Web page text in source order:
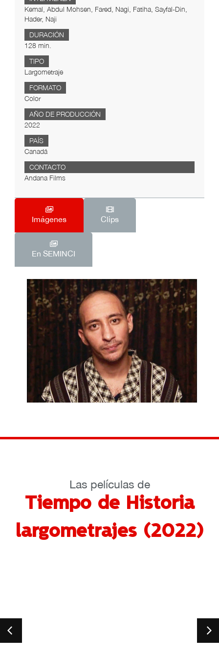
Kemal, Abdul Mohsen, Fared, Nagi, Fatiha, Sayfal-Din,
Hader, Naji
DURACIÓN
128 min.
TIPO
Largometraje
FORMATO
Color
AÑO DE PRODUCCIÓN
2022
PAÍS
Canadá
CONTACTO
Andana Films
Imágenes Clips
En SEMINCI
Las películas de
Tiempo de Historia
largometrajes (2022)